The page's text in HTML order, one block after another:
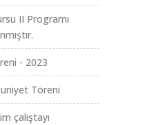
II Programı
- 2023
Töreni
çalıştayı